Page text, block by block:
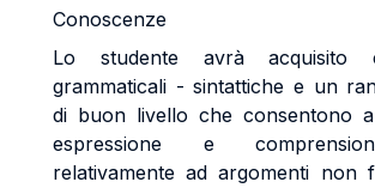
Conoscenze
Lo studente avrà acquisito
grammaticali - sintattiche e un
di buon livello che consentono
espressione e
relativamente ad argomenti non